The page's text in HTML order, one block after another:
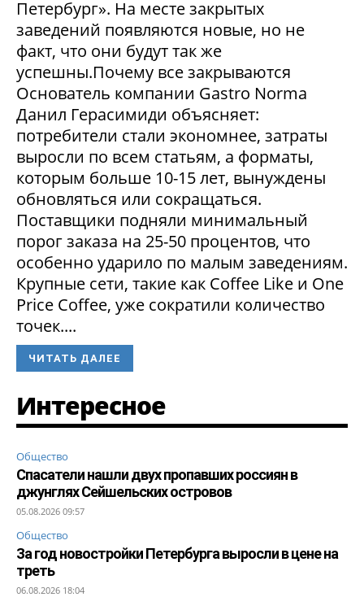
Петербург». На месте закрытых
заведений появляются новые, но не
факт, что они будут так же
успешны.Почему все закрываются
Основатель компании Gastro Norma
Данил Герасимиди объясняет:
потребители стали экономнее, затраты
выросли по всем статьям, а форматы,
которым больше 10-15 лет, вынуждены
обновляться или сокращаться.
Поставщики подняли минимальный
порог заказа на 25-50 процентов, что
особенно ударило по малым заведениям.
Крупные сети, такие как Coffee Like и One
Price Coffee, уже сократили количество
точек....
ЧИТАТЬ ДАЛЕЕ
Интересное
Общество
Спасатели нашли двух пропавших россиян в
джунглях Сейшельских островов
05.08.2026 09:57
Общество
За год новостройки Петербурга выросли в цене на
треть
06.08.2026 18:04